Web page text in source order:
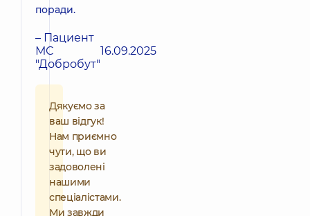
поради.
– Пациент
МС
"Добробут"
16.09.2025
Дякуємо за
ваш відгук!
Нам приємно
чути, що ви
задоволені
нашими
спеціалістами.
Ми завжди